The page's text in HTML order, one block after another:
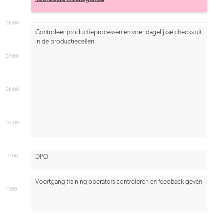
06:00
07:00
08:00
09:00
10:00
11:00
Controleer productieprocessen en voer dagelijkse checks uit
in de productiecellen
DPO
Voortgang training operators controleren en feedback geven